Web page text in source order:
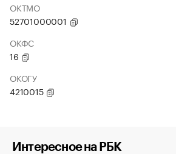
ОКТМО
52701000001
ОКФС
16
ОКОГУ
4210015
Интересное на РБК